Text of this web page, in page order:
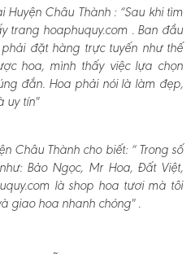
Huyện Châu Thành :“Sau khi tìm
trang hoaphuquy.com . Ban đầu
đặt hàng trực tuyến như thế
hoa, mình thấy việc lựa chọn
đắn. Hoa phải nói là làm đẹp,
uy tín"
Châu Thành cho biết:“ Trong số
Bảo Ngọc, Mr Hoa, Đất Việt,
là shop hoa tươi mà tôi
giao hoa nhanh chóng" .